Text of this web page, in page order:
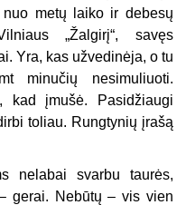
metų laiko ir debesų
„Žalgirį“, savęs
Yra, kas užvedinėja, o tu
minučių nesimuliuoti.
kad įmušė. Pasidžiaugi
toliau. Rungtynių įrašą
nelabai svarbu taurės,
gerai. Nebūtų – vis vien